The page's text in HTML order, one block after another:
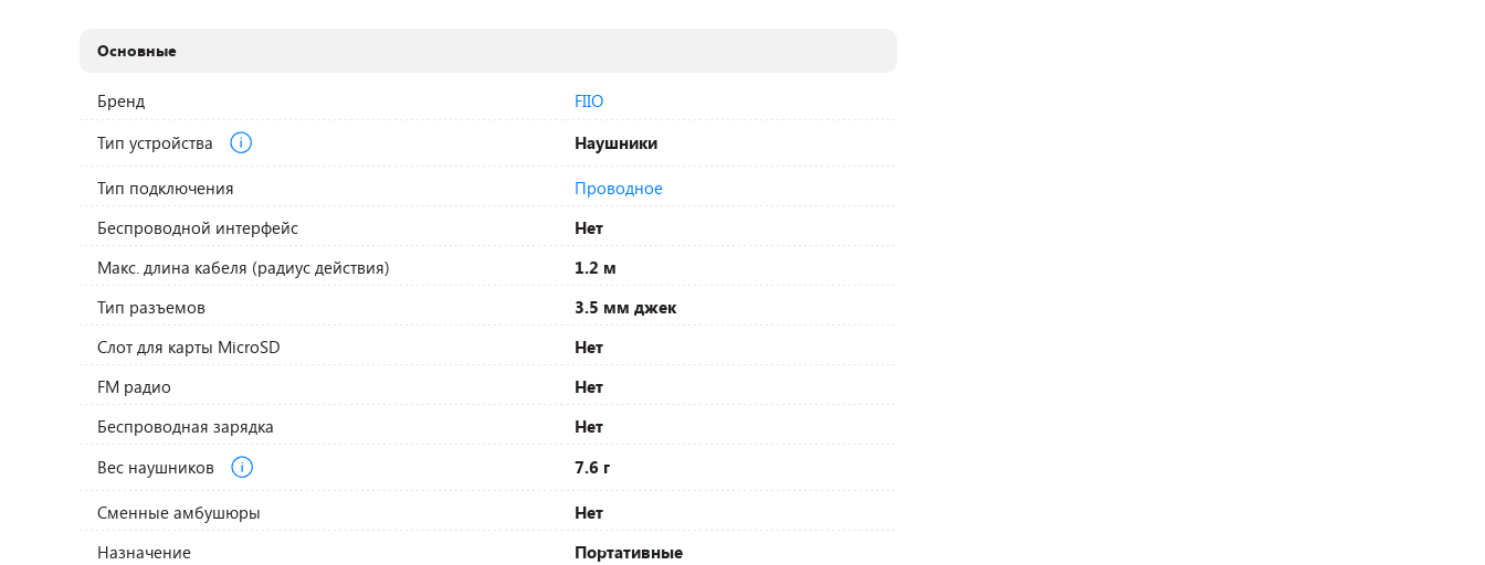
Основные
Бренд
FIIO
Тип устройства
Наушники
Тип подключения
Проводное
Беспроводной интерфейс
Нет
Макс. длина кабеля (радиус действия)
1.2 м
Тип разъемов
3.5 мм джек
Слот для карты MicroSD
Нет
FM радио
Нет
Беспроводная зарядка
Нет
Вес наушников
7.6 г
Сменные амбушюры
Нет
Назначение
Портативные